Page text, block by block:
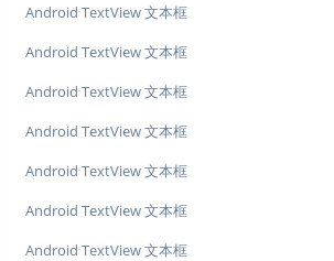
Android TextView 文本框
Android TextView 文本框
Android TextView 文本框
Android TextView 文本框
Android TextView 文本框
Android TextView 文本框
Android TextView 文本框